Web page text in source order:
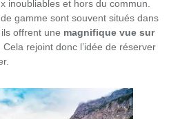
inoubliables et hors du commun.
gamme sont souvent situés dans
offrent une magnifique vue sur
Cela rejoint donc l’idée de réserver